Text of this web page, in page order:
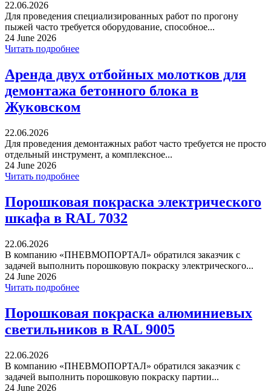
22.06.2026
Для проведения специализированных работ по прогону
пыжей часто требуется оборудование, способное...
24 June 2026
Читать подробнее
Аренда двух отбойных молотков для
демонтажа бетонного блока в
Жуковском
22.06.2026
Для проведения демонтажных работ часто требуется не просто
отдельный инструмент, а комплексное...
24 June 2026
Читать подробнее
Порошковая покраска электрического
шкафа в RAL 7032
22.06.2026
В компанию «ПНЕВМОПОРТАЛ» обратился заказчик с
задачей выполнить порошковую покраску электрического...
24 June 2026
Читать подробнее
Порошковая покраска алюминиевых
светильников в RAL 9005
22.06.2026
В компанию «ПНЕВМОПОРТАЛ» обратился заказчик с
задачей выполнить порошковую покраску партии...
24 June 2026